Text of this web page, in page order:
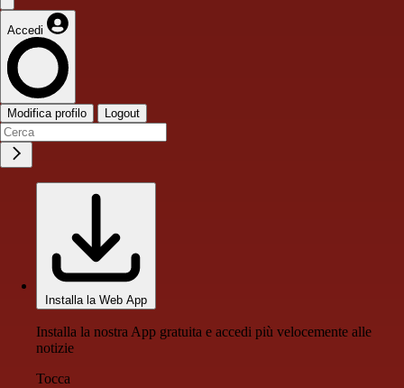
Accedi
Modifica profilo Logout
Installa la Web App
Installa la nostra App gratuita e accedi più velocemente alle
notizie
Tocca